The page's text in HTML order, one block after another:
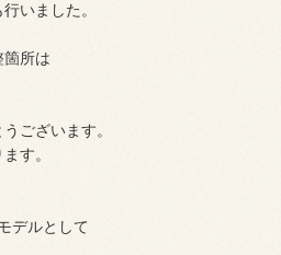
いました。
箇所は
ございます。
す。
デルとして